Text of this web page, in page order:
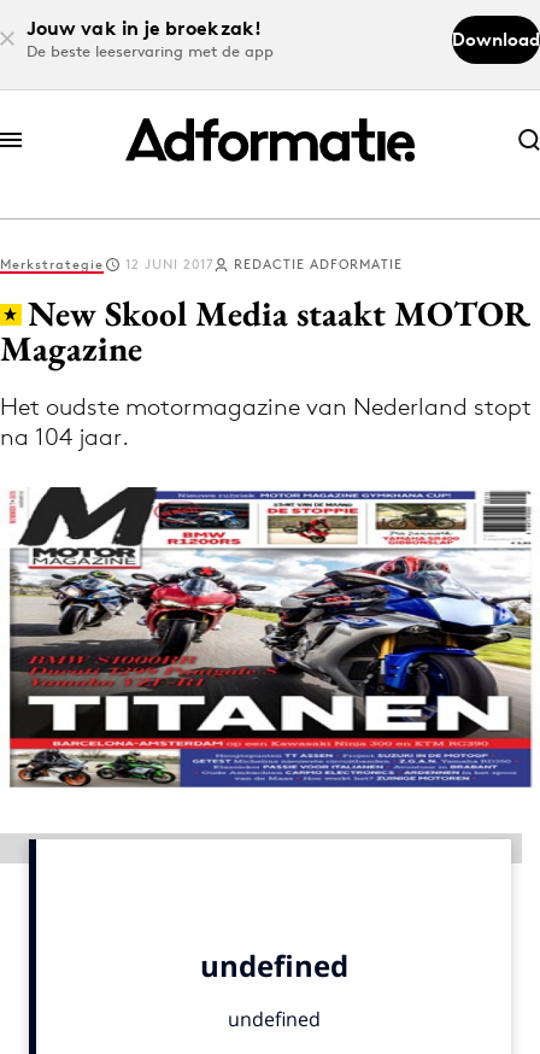
Jouw vak in je broekzak!
De beste leeservaring met de app
Download
Abonneer nu
Abonneer nu
Log in
Volg het laatste nieuws via de Adformatie
Menu
Home
9 sept: GenAI-training
12 nov: MarketingLive!
Adverteren
Events
Opleidingen
Merkstrategie 12 JUNI 2017 REDACTIE ADFORMATIE
New Skool Media staakt MOTOR
Magazine
Het oudste motormagazine van Nederland stopt
na 104 jaar.